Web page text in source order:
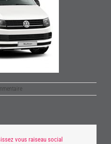
vous raiseau social